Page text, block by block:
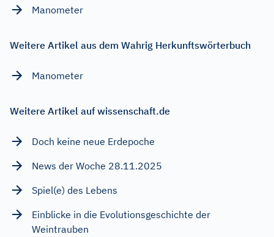
Manometer
Weitere Artikel aus dem Wahrig Herkunftswörterbuch
Manometer
Weitere Artikel auf wissenschaft.de
Doch keine neue Erdepoche
News der Woche 28.11.2025
Spiel(e) des Lebens
Einblicke in die Evolutionsgeschichte der
Weintrauben